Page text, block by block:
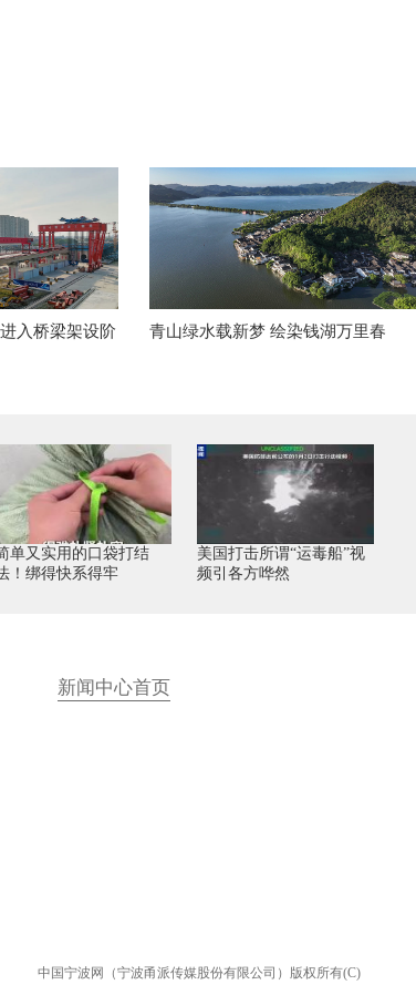
入桥梁架设阶
青山绿水载新梦 绘染钱湖万里春
单又实用的口袋打结
！绑得快系得牢
美国打击所谓“运毒船”视
频引各方哗然
新闻中心首页
中国宁波网（宁波甬派传媒股份有限公司）版权所有(C)